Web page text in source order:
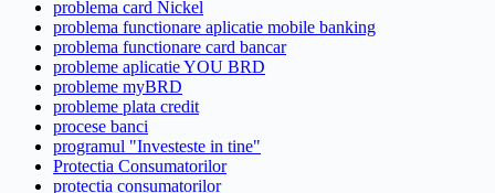
problema card Nickel
problema functionare aplicatie mobile banking
problema functionare card bancar
probleme aplicatie YOU BRD
probleme myBRD
probleme plata credit
procese banci
programul "Investeste in tine"
Protectia Consumatorilor
protectia consumatorilor